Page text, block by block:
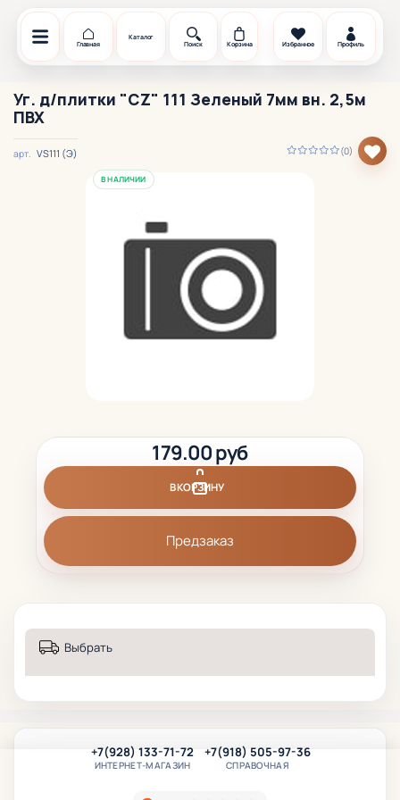
Главная
Каталог
Поиск
Корзина Избранное Профиль
Уг. д/плитки "CZ" 111 Зеленый 7мм вн. 2,5м
ПВХ
(0)
арт. VS111 (Э)
В НАЛИЧИИ
179.00 руб
В КОРЗИНУ
Предзаказ
Выбрать
+7(928) 133-71-72
ИНТЕРНЕТ-МАГАЗИН
+7(918) 505-97-36
СПРАВОЧНАЯ